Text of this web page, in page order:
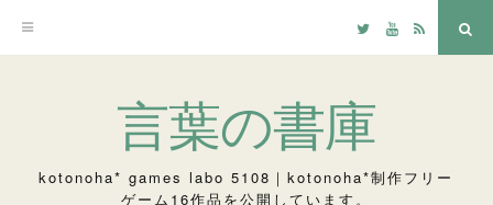
TwitterYouTube
RSS
言葉の書庫
kotonoha* games labo 5108｜kotonoha*制作フリー
ゲーム16作品を公開しています。